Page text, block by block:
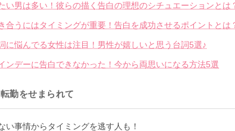
い男は多い！彼らの描く告白の理想のシチュエーションとは
合うにはタイミングが重要！告白を成功させるポイントとは
に悩んでる女性は注目！男性が嬉しいと思う台詞5選♪
ンデーに告白できなかった！今から両思いになる方法5選
勤をせまられて
い事情からタイミングを逃す人も！